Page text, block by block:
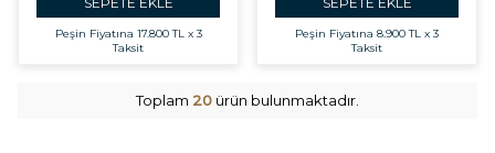
Peşin Fiyatına 17.800 TL x 3
Taksit
Peşin Fiyatına 8.900 TL x 3
Taksit
Toplam 20 ürün bulunmaktadır.